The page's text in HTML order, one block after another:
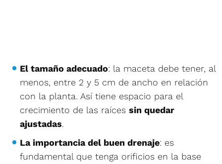
El tamaño adecuado: la maceta debe tener, al
menos, entre 2 y 5 cm de ancho en relación
con la planta. Así tiene espacio para el
crecimiento de las raíces sin quedar
ajustadas.
La importancia del buen drenaje: es
fundamental que tenga orificios en la base